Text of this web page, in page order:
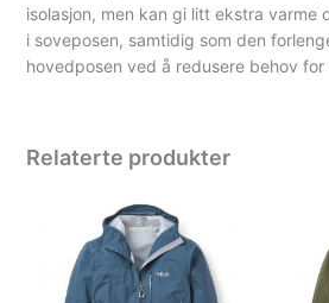
isolasjon, men kan gi litt ekstra varme
i soveposen, samtidig som den
hovedposen ved å redusere behov for
Relaterte produkter